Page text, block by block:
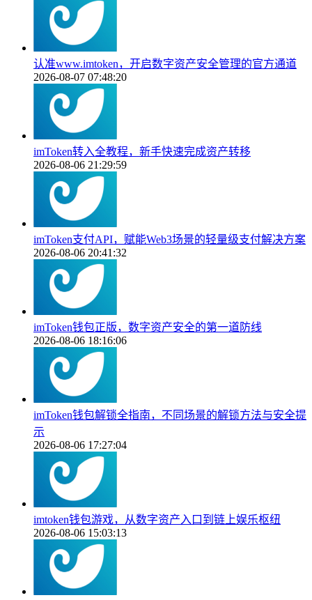
认准www.imtoken，开启数字资产安全管理的官方通道
2026-08-07 07:48:20
imToken转入全教程，新手快速完成资产转移
2026-08-06 21:29:59
imToken支付API，赋能Web3场景的轻量级支付解决方案
2026-08-06 20:41:32
imToken钱包正版，数字资产安全的第一道防线
2026-08-06 18:16:06
imToken钱包解锁全指南，不同场景的解锁方法与安全提
示
2026-08-06 17:27:04
imtoken钱包游戏，从数字资产入口到链上娱乐枢纽
2026-08-06 15:03:13